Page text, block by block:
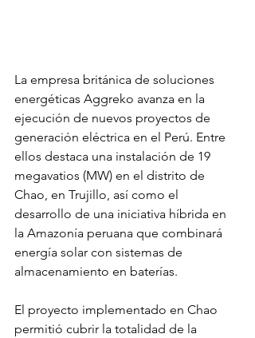
La empresa británica de soluciones
energéticas Aggreko avanza en la
ejecución de nuevos proyectos de
generación eléctrica en el Perú. Entre
ellos destaca una instalación de 19
megavatios (MW) en el distrito de
Chao, en Trujillo, así como el
desarrollo de una iniciativa híbrida en
la Amazonía peruana que combinará
energía solar con sistemas de
almacenamiento en baterías.
El proyecto implementado en Chao
permitió cubrir la totalidad de la